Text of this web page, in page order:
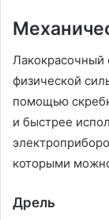
Лакокрасочный
физической
помощью
и быстрее
которыми
Дрель